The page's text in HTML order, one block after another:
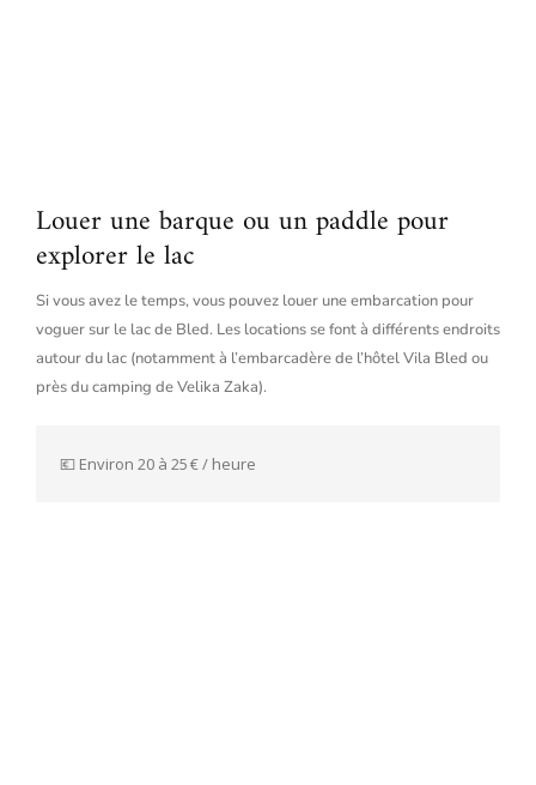
Louer une barque ou un paddle pour
explorer le lac
Si vous avez le temps, vous pouvez louer une embarcation pour
voguer sur le lac de Bled. Les locations se font à différents endroits
autour du lac (notamment à l’embarcadère de l’hôtel Vila Bled ou
près du camping de Velika Zaka).
💶 Environ 20 à 25 € / heure